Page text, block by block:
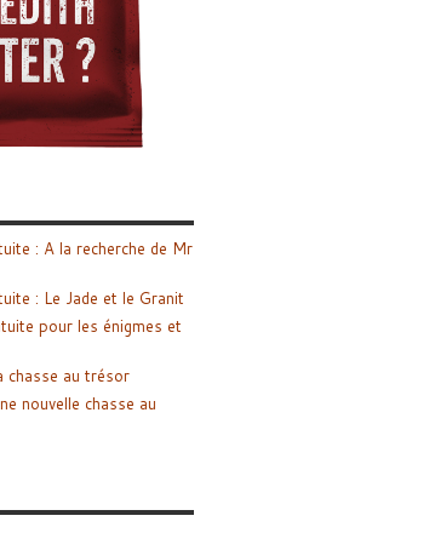
: A la recherche de Mr
: Le Jade et le Granit
pour les énigmes et
chasse au trésor
nouvelle chasse au